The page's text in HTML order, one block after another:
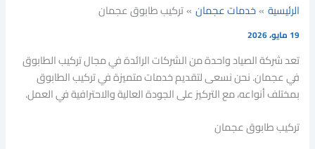
الرئيسية خدمات عجمان تركيب طابوق عجمان
19 مايو، 2026
تعد شركة الصياد واحدة من الشركات الرائدة في مجال تركيب الطابوق
في عجمان. نحن نسعى لتقديم خدمات متميزة في تركيب الطابوق
بمختلف أنواعه، مع التركيز على الجودة العالية والاحترافية في العمل.
تركيب طابوق عجمان